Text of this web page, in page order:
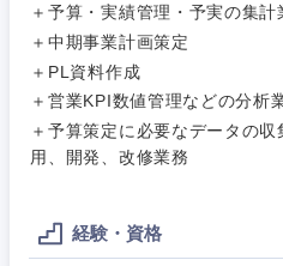
＋予算・実績管理・予実の集計
＋中期事業計画策定
＋PL資料作成
＋営業KPI数値管理などの分析
＋予算策定に必要なデータの
用、開発、改修業務
経験・資格
経営企
画・事業
企画
経営ボー
管理
画
経営企画・事業企画
経営ボード
SCM
商社・卸
エネルギー・資源・環
北海道
宮城県
希望年収